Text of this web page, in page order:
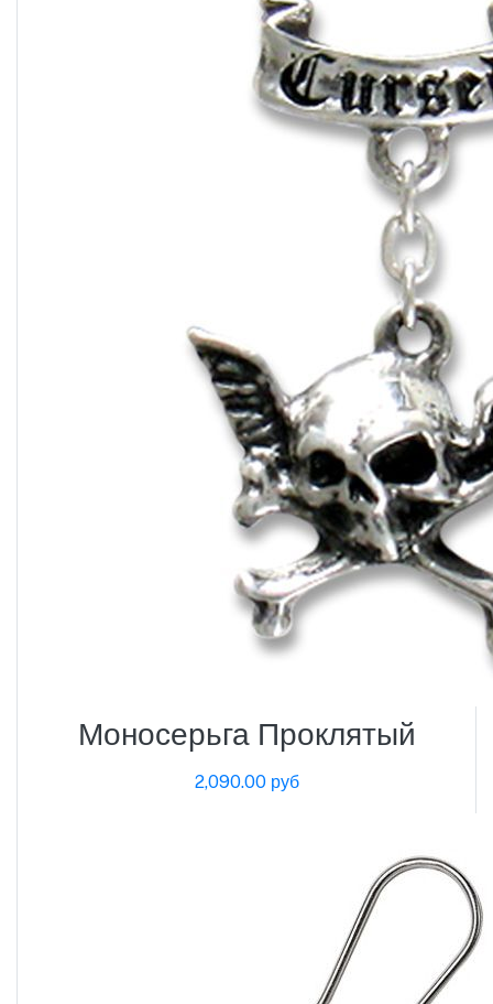
Моносерьга Проклятый
2,090.00 руб